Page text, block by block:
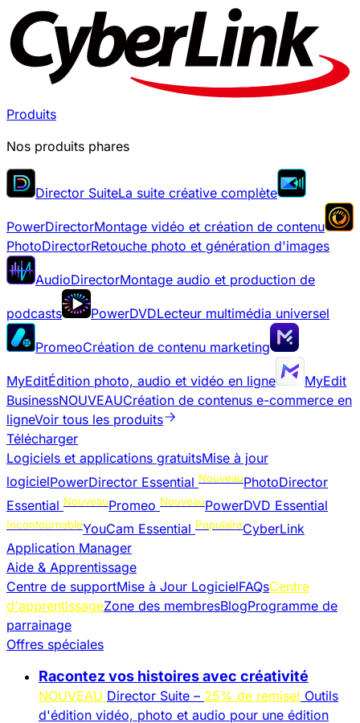
Produits
Nos produits phares
Director SuiteLa suite créative complète
PowerDirectorMontage vidéo et création de contenu
PhotoDirectorRetouche photo et génération d'images
AudioDirectorMontage audio et production de
podcasts PowerDVDLecteur multimédia universel
PromeoCréation de contenu marketing
MyEditÉdition photo, audio et vidéo en ligne
MyEdit
BusinessNOUVEAUCréation de contenus e-commerce en
ligneVoir tous les produits
Télécharger
Logiciels et applications gratuitsMise à jour
logicielPowerDirector Essential NouveauPhotoDirector
Essential NouveauPromeo NouveauPowerDVD Essential
IncontournableYouCam Essential PopulaireCyberLink
Application Manager
Aide & Apprentissage
Centre de supportMise à Jour LogicielFAQsCentre
d'apprentissageZone des membresBlogProgramme de
parrainage
Offres spéciales
Racontez vos histoires avec créativité
NOUVEAU Director Suite – 25% de remise! Outils
d'édition vidéo, photo et audio pour une édition